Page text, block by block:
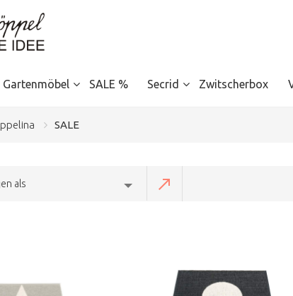
Gartenmöbel SALE % Secrid Zwitscherbox
SALE
als